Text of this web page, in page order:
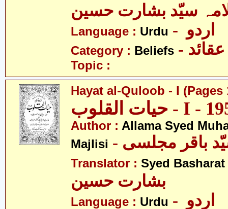
سیّد بشارت حسین
Language : Urdu
Category : Beliefs - عقائد
Topic :
Hayat al-Quloob - I (Pages
Author : Allama Syed
Majlisi
Translator : Syed
بشارت حسین
Language : Urdu